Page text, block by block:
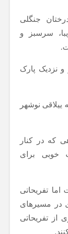
جنگلی
سرسبز و
و نزدیک پارک
نوشهر
که در کنار
خوبی برای
تفریحاتی
در مسیرهای
از تفریحاتی